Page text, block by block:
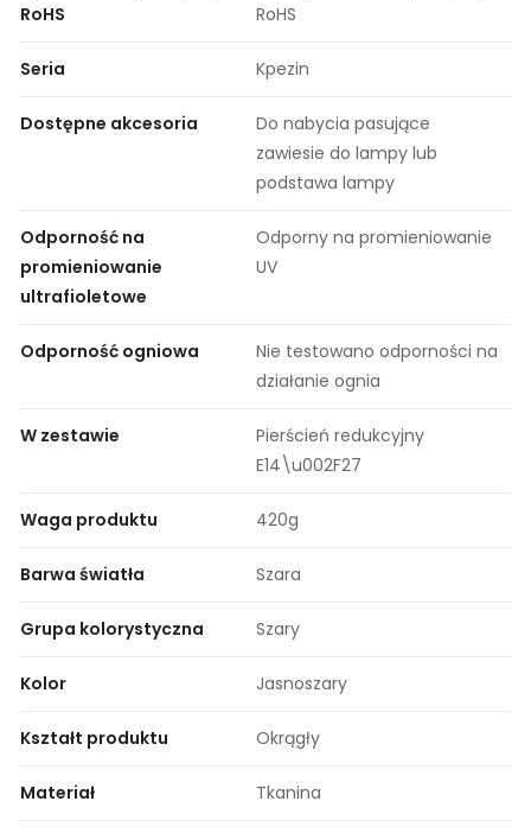
RoHS
RoHS
Seria Kpezin
Dostępne akcesoria
Do nabycia pasujące
zawiesie do lampy lub
podstawa lampy
Odporność na
promieniowanie
ultrafioletowe
Odporny na promieniowanie
UV
Odporność ogniowa
Nie testowano odporności na
działanie ognia
W zestawie
Pierścień redukcyjny
E14\u002F27
Waga produktu 420g
Barwa światła Szara
Grupa kolorystyczna Szary
Kolor Jasnoszary
Kształt produktu Okrągły
Materiał Tkanina